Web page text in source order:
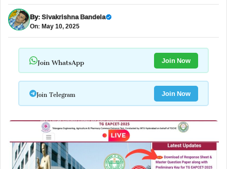
By:Sivakrishna Bandela
On: May 10, 2025
Join WhatsApp Join Now
Join Telegram Join Now